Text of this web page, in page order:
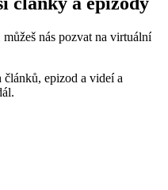
nás pozvat na virtuální
epizod a videí a